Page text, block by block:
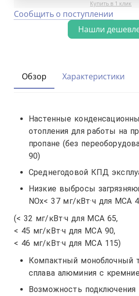
Купить в 1 клик
Сообщить о поступлении
Обзор Характеристики
Настенные
отопления для работы на
пропане (без
90)
Среднегодовой КПД
Низкие выбросы
NOx< 37 мг/кВт·ч для МСА
(< 32 мг/кВт·ч для МСА 65,
< 45 мг/кВт·ч для МСА 90,
< 46 мг/кВт·ч для МСА 115)
Компактный моноблочный
сплава алюминия с
Возможность подключения